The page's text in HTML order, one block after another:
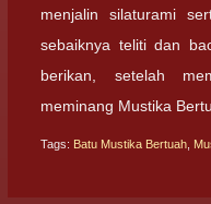
menjalin silaturami
sebaiknya teliti dan
berikan, setelah
meminang Mustika
Tags: Batu Mustika Bertuah